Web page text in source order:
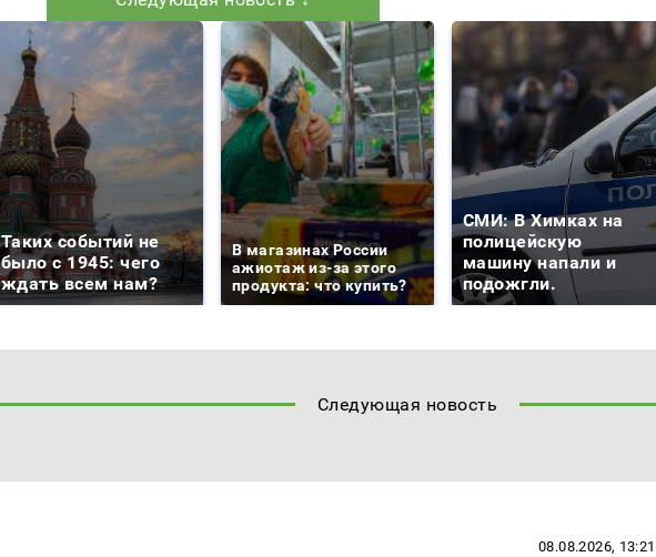
Таких событий не
было с 1945: чего
ждать всем нам?
В магазинах России
ажиотаж из-за этого
продукта: что купить?
СМИ: В Химках на
полицейскую
машину напали и
подожгли.
Следующая новость
08.08.2026, 13:21